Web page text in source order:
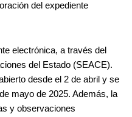
del expediente
electrónica, a través del
del Estado (SEACE).
desde el 2 de abril y se
mayo de 2025. Además, l a
y observaciones